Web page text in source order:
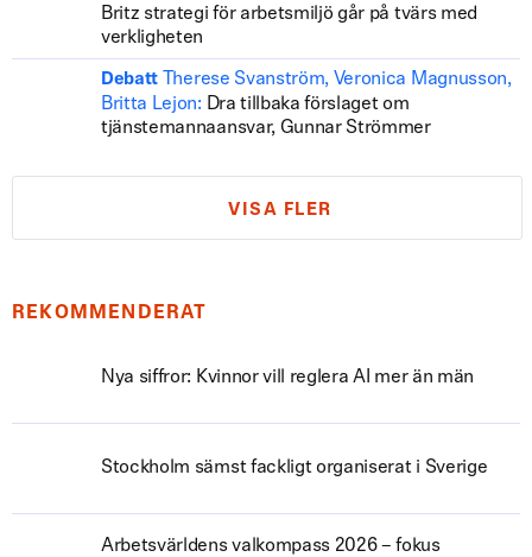
Britz strategi för arbetsmiljö går på tvärs med
verkligheten
Debatt
Therese Svanström, Veronica Magnusson,
Britta Lejon: Dra tillbaka förslaget om
tjänstemannaansvar, Gunnar Strömmer
VISA FLER
REKOMMENDERAT
Nya siffror: Kvinnor vill reglera AI mer än män
Stockholm sämst fackligt organiserat i Sverige
Arbetsvärldens valkompass 2026 – fokus